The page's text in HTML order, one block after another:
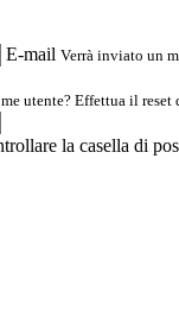
E-mail Verrà inviato un
utente? Effettua il reset
la casella di